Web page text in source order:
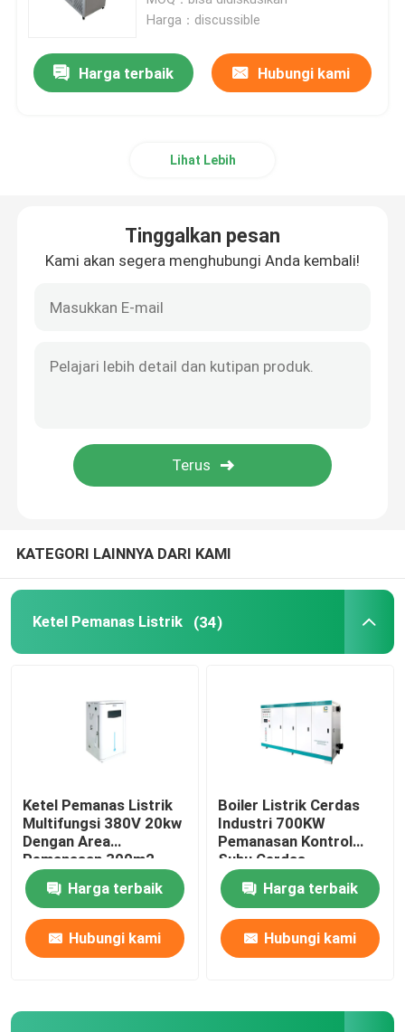
Tungku Frekuensi Tinggi
Pembangkit Uap EM Steam
Harga：discussible
Harga terbaik Hubungi kami
Lihat Lebih
Tinggalkan pesan
Kami akan segera menghubungi Anda kembali!
KATEGORI LAINNYA DARI KAMI
Ketel Pemanas Listrik (34)
Ketel Pemanas Listrik
Multifungsi 380V 20kw
Dengan Area
Pemanasan 300m2
Harga terbaik
Hubungi kami
Boiler Listrik Cerdas
Industri 700KW
Pemanasan Kontrol
Suhu Cerdas
Harga terbaik
Hubungi kami